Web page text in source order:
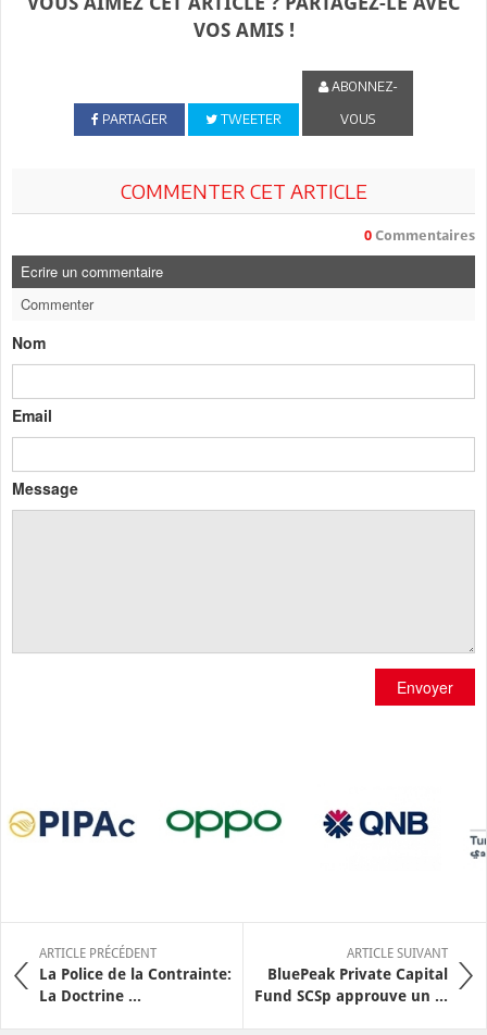
VOS AMIS !
PARTAGER TWEETER
ABONNEZ-
VOUS
COMMENTER CET ARTICLE
0 Commentaires
Ecrire un commentaire
Commenter
Nom
Email
Message
Envoyer
ARTICLE PRÉCÉDENT
La Police de la Contrainte:
La Doctrine ...
ARTICLE SUIVANT
BluePeak Private Capital
Fund SCSp approuve un ...